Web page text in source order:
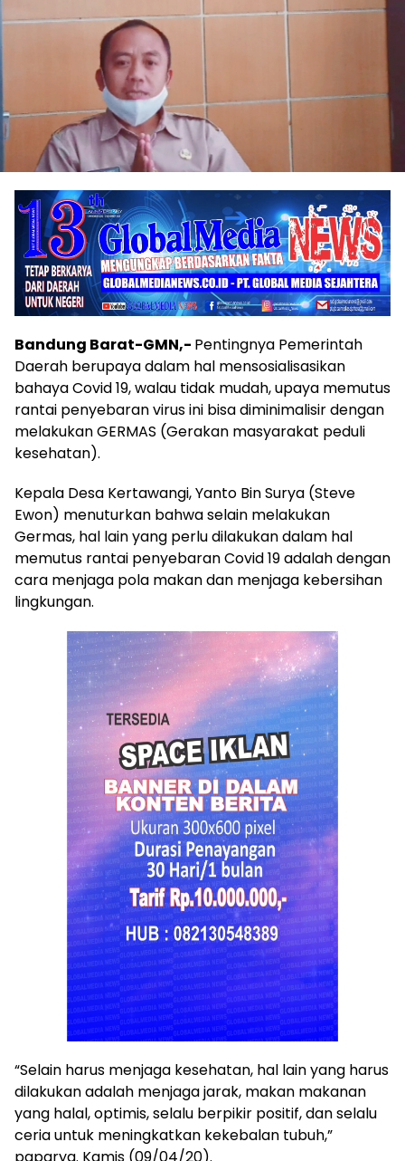
Bandung Barat-GMN,- Pentingnya Pemerintah
Daerah berupaya dalam hal mensosialisasikan
bahaya Covid 19, walau tidak mudah, upaya memutus
rantai penyebaran virus ini bisa diminimalisir dengan
melakukan GERMAS (Gerakan masyarakat peduli
kesehatan).
Kepala Desa Kertawangi, Yanto Bin Surya (Steve
Ewon) menuturkan bahwa selain melakukan
Germas, hal lain yang perlu dilakukan dalam hal
memutus rantai penyebaran Covid 19 adalah dengan
cara menjaga pola makan dan menjaga kebersihan
lingkungan.
“Selain harus menjaga kesehatan, hal lain yang harus
dilakukan adalah menjaga jarak, makan makanan
yang halal, optimis, selalu berpikir positif, dan selalu
ceria untuk meningkatkan kekebalan tubuh,”
paparya. Kamis (09/04/20).